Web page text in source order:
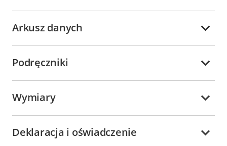
Arkusz danych
Podręczniki
Wymiary
Deklaracja i oświadczenie